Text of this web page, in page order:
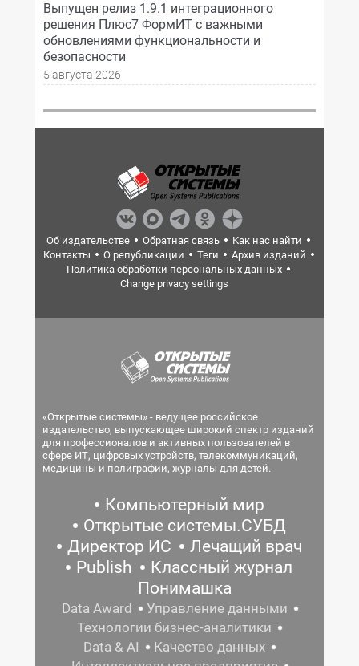
Выпущен релиз 1.9.1 интеграционного
решения Плюс7 ФормИТ с важными
обновлениями функциональности и
безопасности
5 августа 2026
Об издательстве Обратная связь
Как нас найти
Контакты
О републикации Теги
Архив изданий
Политика обработки персональных данных
Change privacy settings
«Открытые системы» - ведущее российское
издательство, выпускающее широкий спектр изданий
для профессионалов и активных пользователей в
сфере ИТ, цифровых устройств, телекоммуникаций,
медицины и полиграфии, журналы для детей.
Компьютерный мир
Открытые системы.СУБД
Директор ИС
Лечащий врач
Publish
Классный журнал
Понимашка
Data Award
Управление данными
Технологии бизнес-аналитики
Data & AI
Качество данных